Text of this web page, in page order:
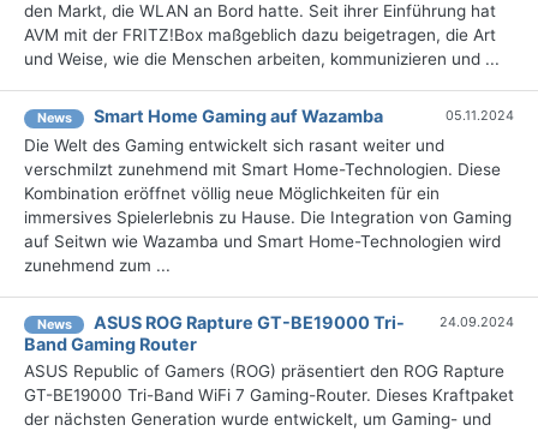
den Markt, die WLAN an Bord hatte. Seit ihrer Einführung hat
AVM mit der FRITZ!Box maßgeblich dazu beigetragen, die Art
und Weise, wie die Menschen arbeiten, kommunizieren und ...
News Smart Home Gaming auf Wazamba 05.11.2024
Die Welt des Gaming entwickelt sich rasant weiter und
verschmilzt zunehmend mit Smart Home-Technologien. Diese
Kombination eröffnet völlig neue Möglichkeiten für ein
immersives Spielerlebnis zu Hause. Die Integration von Gaming
auf Seitwn wie Wazamba und Smart Home-Technologien wird
zunehmend zum ...
News
ASUS ROG Rapture GT-BE19000 Tri-
Band Gaming Router
24.09.2024
ASUS Republic of Gamers (ROG) präsentiert den ROG Rapture
GT-BE19000 Tri-Band WiFi 7 Gaming-Router. Dieses Kraftpaket
der nächsten Generation wurde entwickelt, um Gaming- und